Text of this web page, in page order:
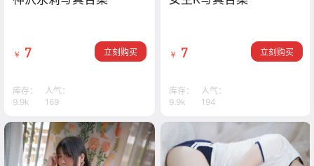
￥ 7 立刻购买
库存：
9.9k
人气：
169
￥ 7 立刻购买
库存：
9.9k
人气：
194